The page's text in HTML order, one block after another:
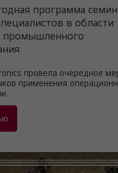
программа
в области
промышленного
провела очередное
применения